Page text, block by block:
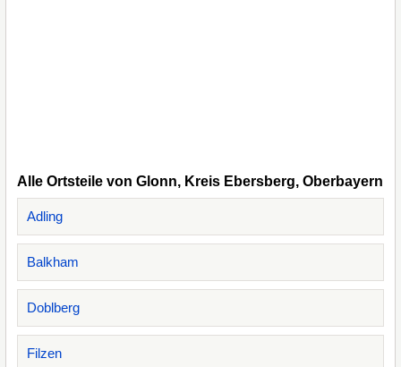
Alle Ortsteile von Glonn, Kreis Ebersberg, Oberbayern
Adling
Balkham
Doblberg
Filzen